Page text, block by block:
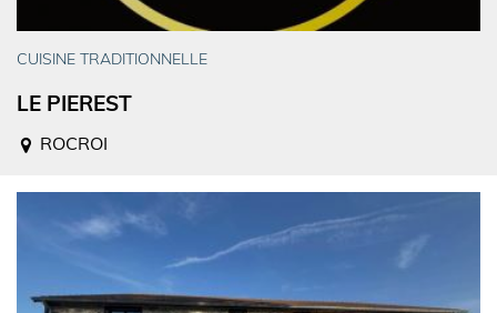
CUISINE TRADITIONNELLE
LE PIEREST
ROCROI